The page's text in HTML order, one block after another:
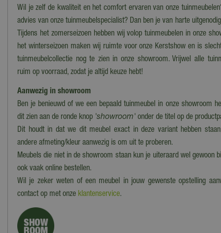
Wil je zelf de kwaliteit en het comfort ervaren van onze
advies van onze tuinmeubelspecialist? Dan ben je van harte
Tijdens het zomerseizoen hebben wij volop tuinmeubelen in onze
het winterseizoen maken wij ruimte voor onze Kerstshow en is
tuinmeubelcollectie nog te zien in onze showroom. Vrijwel alle
ruim op voorraad, zodat je altijd keuze hebt!
Aanwezig in showroom
Ben je benieuwd of we een bepaald tuinmeubel in onze showroom
dit zien aan de ronde knop 'showroom' onder de titel op de
Dit houdt in dat we dit meubel exact in deze variant hebben
andere afmeting/kleur aanwezig is om uit te proberen.
Meubels die niet in de showroom staan kun je uiteraard wel gewoon
ook vaak online bestellen.
Wil je zeker weten of een meubel in jouw gewenste opstelling
contact op met onze klantenservice.